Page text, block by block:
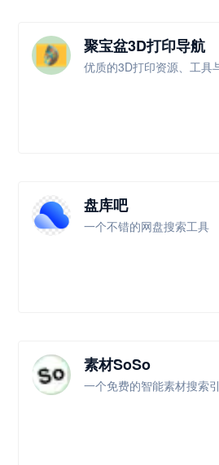
聚宝盆3D打印导航
优质的3D打印资源、工具
盘库吧
一个不错的网盘搜索工具
素材SoSo
一个免费的智能素材搜索